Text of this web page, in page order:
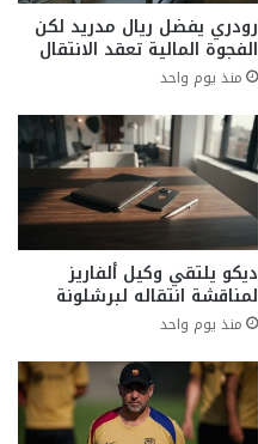
رودري يفضل ريال مدريد لكن
الفجوة المالية تعقد الانتقال
منذ يوم واحد
ديكو يلتقي وكيل ألفاريز
لمناقشة انتقاله لبرشلونة
منذ يوم واحد